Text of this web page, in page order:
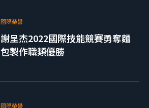
國際榮譽
謝呈杰2022國際技能競賽勇奪麵
包製作職類優勝
國際榮譽